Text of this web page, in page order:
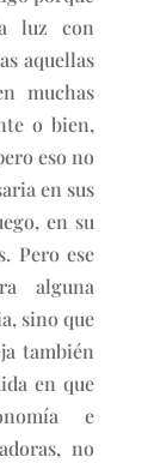
luz con
aquellas
muchas
o bien,
eso no
en sus
en su
Pero ese
alguna
sino que
también
en que
e
no